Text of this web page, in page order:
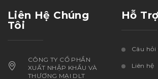
Liên Hệ Chúng
Tôi
CÔNG TY CỔ PHẦN
XUẤT NHẬP KHẨU VÀ
THƯƠNG MẠI DLT
Hỗ Trợ
Câu
Liên hệ